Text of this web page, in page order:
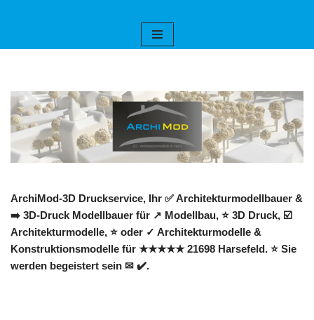
ArchiMod-3D Druckservice, Ihr ✅ Architekturmodellbauer &
➡️ 3D-Druck Modellbauer für ↗️ Modellbau, ⭐ 3D Druck, ☑️
Architekturmodelle, ⭐ oder ✓ Architekturmodelle &
Konstruktionsmodelle für ★★★★★ 21698 Harsefeld. ⭐ Sie
werden begeistert sein ✉ ✔️.